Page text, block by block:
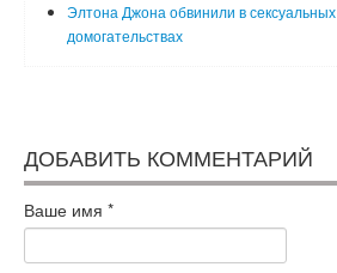
Элтона Джона обвинили в сексуальных
домогательствах
ДОБАВИТЬ КОММЕНТАРИЙ
Ваше имя *